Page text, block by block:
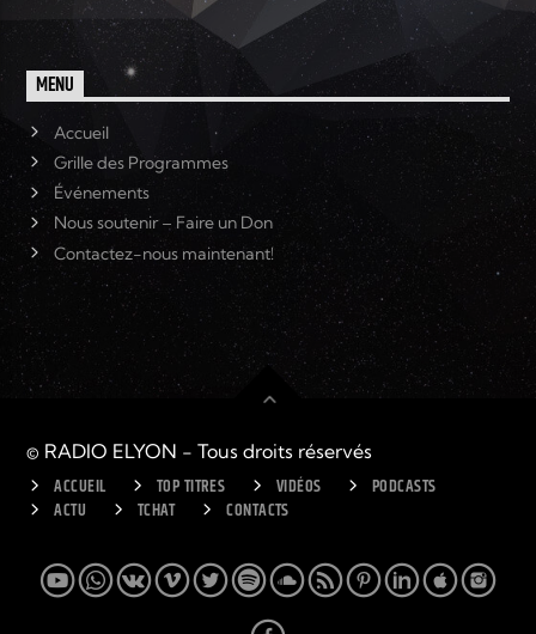
MENU
Accueil
Grille des Programmes
Événements
Nous soutenir – Faire un Don
Contactez-nous maintenant!
© RADIO ELYON - Tous droits réservés
ACCUEIL TOP TITRES VIDÉOS
PODCASTS
ACTU
TCHAT CONTACTS